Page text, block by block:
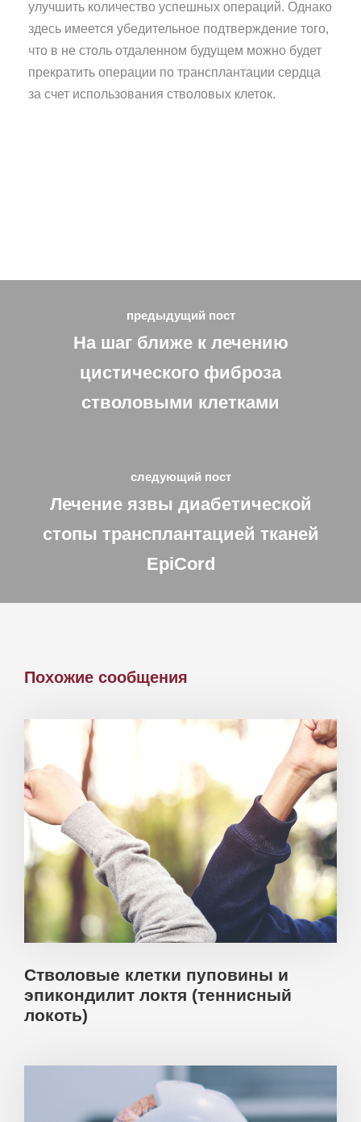
улучшить количество успешных операций. Однако
здесь имеется убедительное подтверждение того,
что в не столь отдаленном будущем можно будет
прекратить операции по трансплантации сердца
за счет использования стволовых клеток.
предыдущий пост
На шаг ближе к лечению
цистического фиброза
стволовыми клетками
следующий пост
Лечение язвы диабетической
стопы трансплантацией тканей
EpiCord
Похожие сообщения
Стволовые клетки пуповины и
эпикондилит локтя (теннисный
локоть)